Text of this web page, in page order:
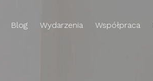
Blog Wydarzenia Współpraca